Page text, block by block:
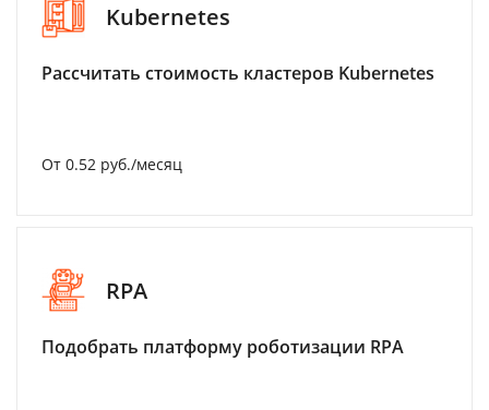
Kubernetes
Рассчитать стоимость кластеров Kubernetes
От 0.52 руб./месяц
RPA
Подобрать платформу роботизации RPA